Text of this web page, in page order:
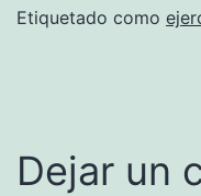
Etiquetado como
Dejar un